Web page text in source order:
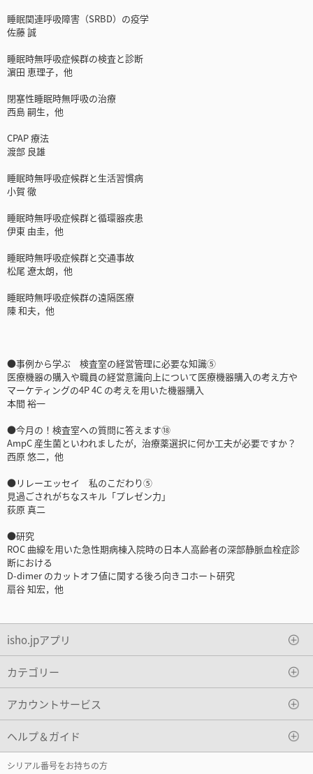
睡眠関連呼吸障害（SRBD）の疫学
佐藤 誠
睡眠時無呼吸症候群の検査と診断
濵田 恵理子，他
閉塞性睡眠時無呼吸の治療
西島 嗣生，他
CPAP 療法
渡部 良雄
睡眠時無呼吸症候群と生活習慣病
小賀 徹
睡眠時無呼吸症候群と循環器疾患
伊東 由圭，他
睡眠時無呼吸症候群と交通事故
松尾 遼太朗，他
睡眠時無呼吸症候群の遠隔医療
陳 和夫，他
●事例から学ぶ 検査室の経営管理に必要な知識⑤
医療機器の購入や職員の経営意識向上について医療機器購入の考え方や
マーケティングの4P 4C の考えを用いた機器購入
本間 裕一
●今月の！検査室への質問に答えます⑱
AmpC 産生菌といわれましたが，治療薬選択に何か工夫が必要ですか？
西原 悠二，他
●リレーエッセイ 私のこだわり⑤
見過ごされがちなスキル「プレゼン力」
荻原 真二
●研究
ROC 曲線を用いた急性期病棟入院時の日本人高齢者の深部静脈血栓症診
断における
D-dimer のカットオフ値に関する後ろ向きコホート研究
扇谷 知宏，他
isho.jpアプリ
カテゴリー
アカウントサービス
ヘルプ＆ガイド
シリアル番号をお持ちの方